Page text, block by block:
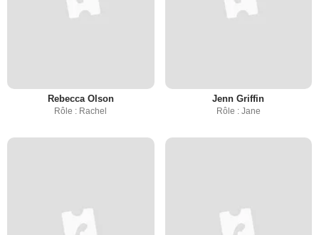
Rebecca Olson
Rôle : Rachel
Jenn Griffin
Rôle : Jane